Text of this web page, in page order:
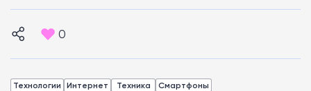
0
Технологии Интернет Техника Смартфоны